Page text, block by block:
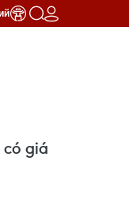
giá